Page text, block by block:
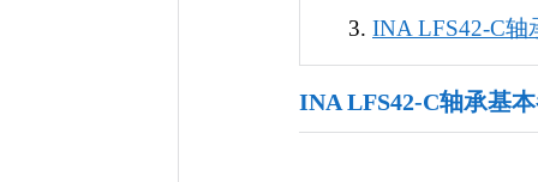
INA LFS42-C轴
INA LFS42-C轴承基